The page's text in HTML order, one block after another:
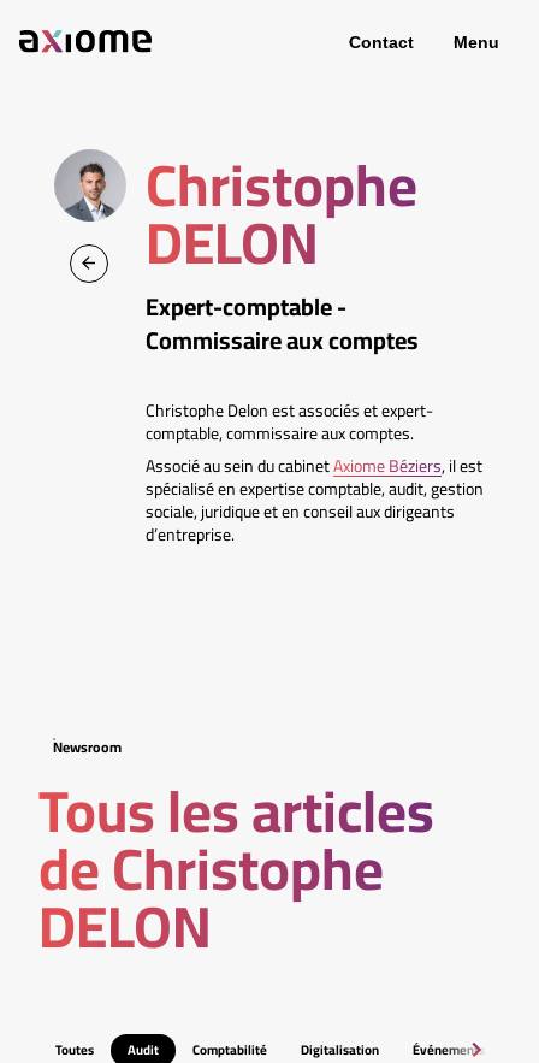
Contact Menu
Christophe
DELON
Expert-comptable -
Commissaire aux comptes
Christophe Delon est associés et expert-
comptable, commissaire aux comptes.
Associé au sein du cabinetAxiome Béziers, il est
spécialisé en expertise comptable, audit, gestion
sociale, juridique et en conseil aux dirigeants
d’entreprise.
Newsroom
Tous les articles
de Christophe
DELON
Toutes Audit Comptabilité Digitalisation Événements